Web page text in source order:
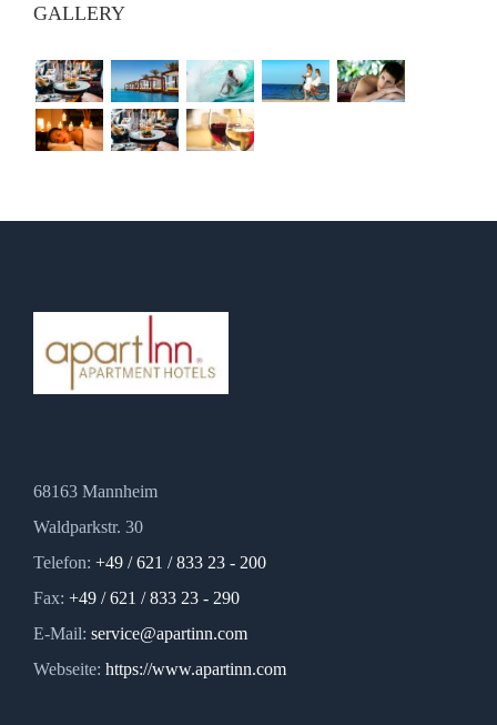
GALLERY
68163 Mannheim
Waldparkstr. 30
Telefon: +49 / 621 / 833 23 - 200
Fax: +49 / 621 / 833 23 - 290
E-Mail: service@apartinn.com
Webseite: https://www.apartinn.com